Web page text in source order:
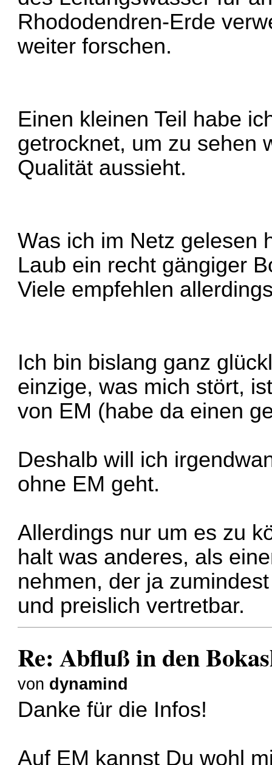
Rhododendren-Erde
weiter forschen.
Einen kleinen Teil habe
getrocknet, um zu sehen
Qualität aussieht.
Was ich im Netz gelesen
Laub ein recht gängiger
Viele empfehlen
Ich bin bislang ganz
einzige, was mich stört,
von EM (habe da einen
Deshalb will ich
ohne EM geht.
Allerdings nur um es zu
halt was anderes, als
nehmen, der ja
und preislich vertretbar.
Re: Abfluß in den
von dynamind
Danke für die Infos!
Auf EM kannst Du wohl